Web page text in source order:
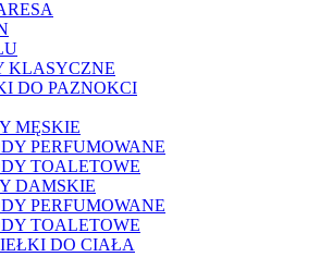
KLASYCZNE
DO PAZNOKCI
MĘSKIE
PERFUMOWANE
TOALETOWE
DAMSKIE
PERFUMOWANE
TOALETOWE
DO CIAŁA